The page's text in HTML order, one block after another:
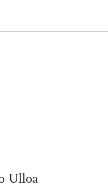
Ulloa